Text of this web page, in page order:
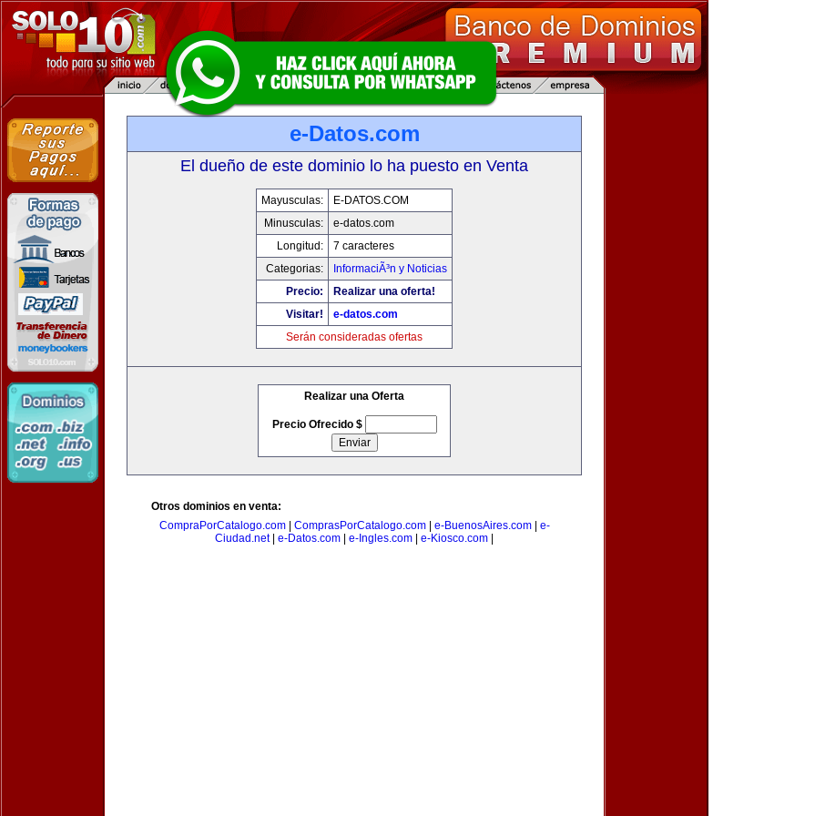
e-Datos.com
El dueño de este dominio lo ha puesto en Venta
Mayusculas:
E-DATOS.COM
Minusculas:
e-datos.com
Longitud:
7 caracteres
Categorias:
InformaciÃ³n y Noticias
Precio:
Realizar una oferta!
Visitar!
e-datos.com
Serán consideradas ofertas
Realizar una Oferta
Precio Ofrecido $
Otros dominios en venta:
CompraPorCatalogo.com| ComprasPorCatalogo.com| e-BuenosAires.com| e-
Ciudad.net| e-Datos.com e-Ingles.com e-Kiosco.com